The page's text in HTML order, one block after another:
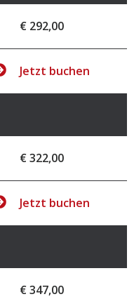
€ 292,00
Jetzt buchen
€ 322,00
Jetzt buchen
€ 347,00